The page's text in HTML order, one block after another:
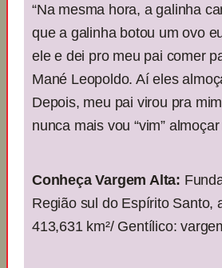
“Na mesma hora, a galinha
que a galinha botou um ovo
ele e dei pro meu pai comer
Mané Leopoldo. Aí eles
Depois, meu pai virou pra
nunca mais vou “vim”
Conheça Vargem Alta:
Região sul do Espírito Santo,
413,631 km²/ Gentílico: